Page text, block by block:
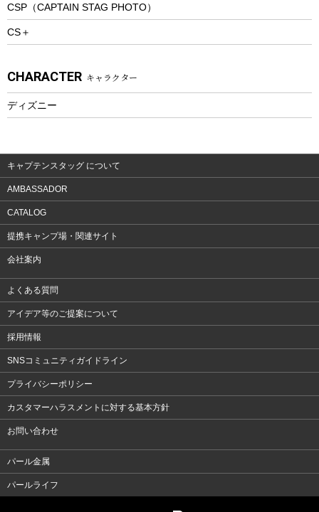
プレイグッズ
ウェルネス
ウェア、タオル
ウェア
CSP（CAPTAIN STAG PHOTO）
CS＋
CHARACTER キャラクター
ディズニー
キャプテンスタッグ について
AMBASSADOR
CATALOG
提携キャンプ場・関連サイト
会社案内
よくある質問
アイデア等のご提案について
採用情報
SNSコミュニティガイドライン
プライバシーポリシー
カスタマーハラスメントに対する基本方針
お問い合わせ
パール金属
パールライフ